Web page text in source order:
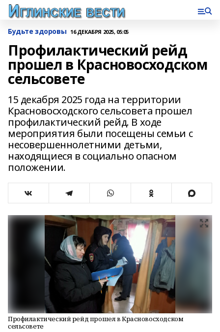
Будьте здоровы 16 ДЕКАБРЯ 2025, 05:05
Профилактический рейд
прошел в Красновосходском
сельсовете
15 декабря 2025 года на территории
Красновосходского сельсовета прошел
профилактический рейд. В ходе
мероприятия были посещены семьи с
несовершеннолетними детьми,
находящиеся в социально опасном
положении.
Профилактический рейд прошел в Красновосходском
сельсовете